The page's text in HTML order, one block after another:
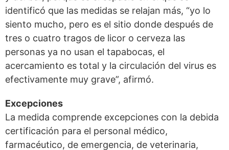
identificó que las medidas se relajan más, “yo lo
siento mucho, pero es el sitio donde después de
tres o cuatro tragos de licor o cerveza las
personas ya no usan el tapabocas, el
acercamiento es total y la circulación del virus es
efectivamente muy grave”, afirmó.
Excepciones
La medida comprende excepciones con la debida
certificación para el personal médico,
farmacéutico, de emergencia, de veterinaria,